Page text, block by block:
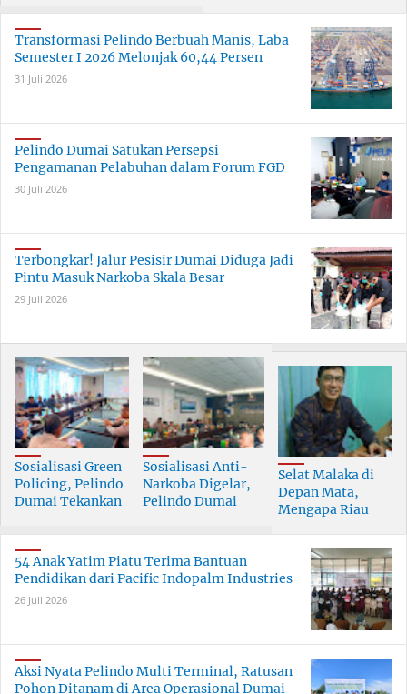
Transformasi Pelindo Berbuah Manis, Laba
Semester I 2026 Melonjak 60,44 Persen
31 Juli 2026
Pelindo Dumai Satukan Persepsi
Pengamanan Pelabuhan dalam Forum FGD
30 Juli 2026
Terbongkar! Jalur Pesisir Dumai Diduga Jadi
Pintu Masuk Narkoba Skala Besar
29 Juli 2026
Sosialisasi Green
Policing, Pelindo
Dumai Tekankan
Bersama
Sosialisasi Anti-
Narkoba Digelar,
Pelindo Dumai
Berkualitas
Selat Malaka di
Depan Mata,
Mengapa Riau
54 Anak Yatim Piatu Terima Bantuan
Pendidikan dari Pacific Indopalm Industries
26 Juli 2026
Aksi Nyata Pelindo Multi Terminal, Ratusan
Pohon Ditanam di Area Operasional Dumai